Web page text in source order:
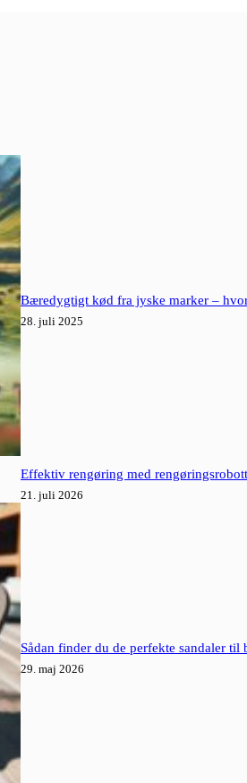
Bæredygtigt kød fra jyske marker –
28. juli 2025
Effektiv rengøring med
21. juli 2026
Sådan finder du de perfekte sandaler
29. maj 2026